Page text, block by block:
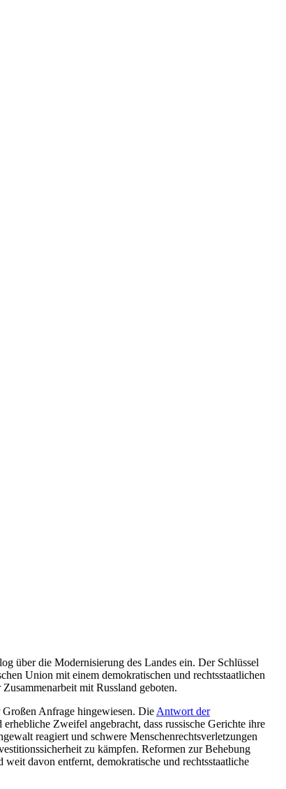
über die Modernisierung des Landes ein. Der Schlüssel
Union mit einem demokratischen und rechtsstaatlichen
mit Russland geboten.
Großen Anfrage hingewiesen. Die Antwort der
Zweifel angebracht, dass russische Gerichte ihre
reagiert und schwere Menschenrechtsverletzungen
zu kämpfen. Reformen zur Behebung
davon entfernt, demokratische und rechtsstaatliche